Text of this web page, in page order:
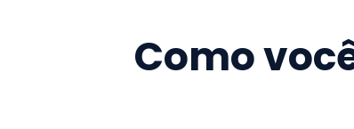
Como